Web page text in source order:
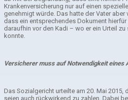
Krankenversicherung nur auf einen
genehmigt würde. Das hatte der Vater aber
dass ein entsprechendes Dokument
daraufhin vor den Kadi – wo er ein Urteil zu
konnte.
Versicherer muss auf Notwendigkeit eines
Das Sozialgericht urteilte am 20. Mai 2015,
seien auch rückwirkend zu zahlen. Dabei